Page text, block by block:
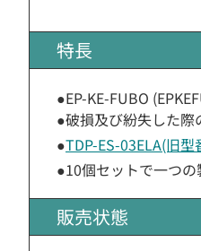
特長
●EP-KE-FUBO
●破損及び紛失した際
●TDP-ES-03ELA(旧型
●10個セットで一つの
販売状態